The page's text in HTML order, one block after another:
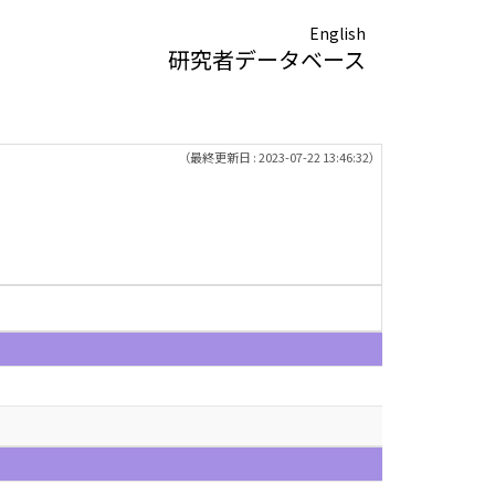
English
研究者データベース
（最終更新日 : 2023-07-22 13:46:32）